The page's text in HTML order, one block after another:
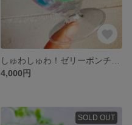
4,000円
SOLD OUT